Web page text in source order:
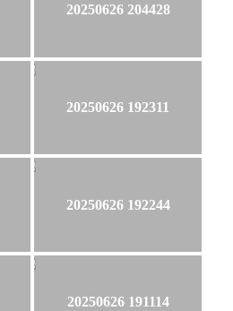
20250626 204428
20250626 192311
20250626 192244
20250626 191114